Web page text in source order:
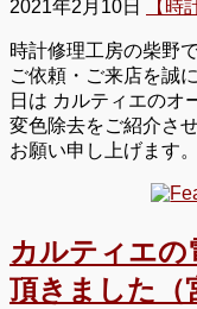
2021年2月10日 【時
時計修理工房の柴野
ご依頼・ご来店を誠
日は カルティエのオ
変色除去をご紹介さ
お願い申し上げます。
カルティエの
頂きました（